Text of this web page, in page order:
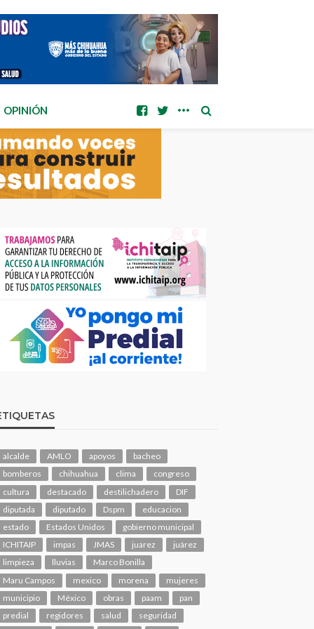
OPINIÓN
alcalde AMLO apoyos
bacheo
bomberos
chihuahua clima
congreso
cultura
destacado destilichadero
DIF
diputada
diputado Dspm
educacion
estado
Estados Unidos
gobierno municipal
ICHITAIP
impas JMAS juarez
juárez
limpieza
lluvias
Marco Bonilla
Maru Campos
mexico morena
mujeres
municipio
México obras paam
pan
predial
regidores salud
seguridad